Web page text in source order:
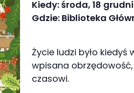
Kiedy: środa, 18
Gdzie: Biblioteka
Życie ludzi było kiedyś
wpisana
czasowi.